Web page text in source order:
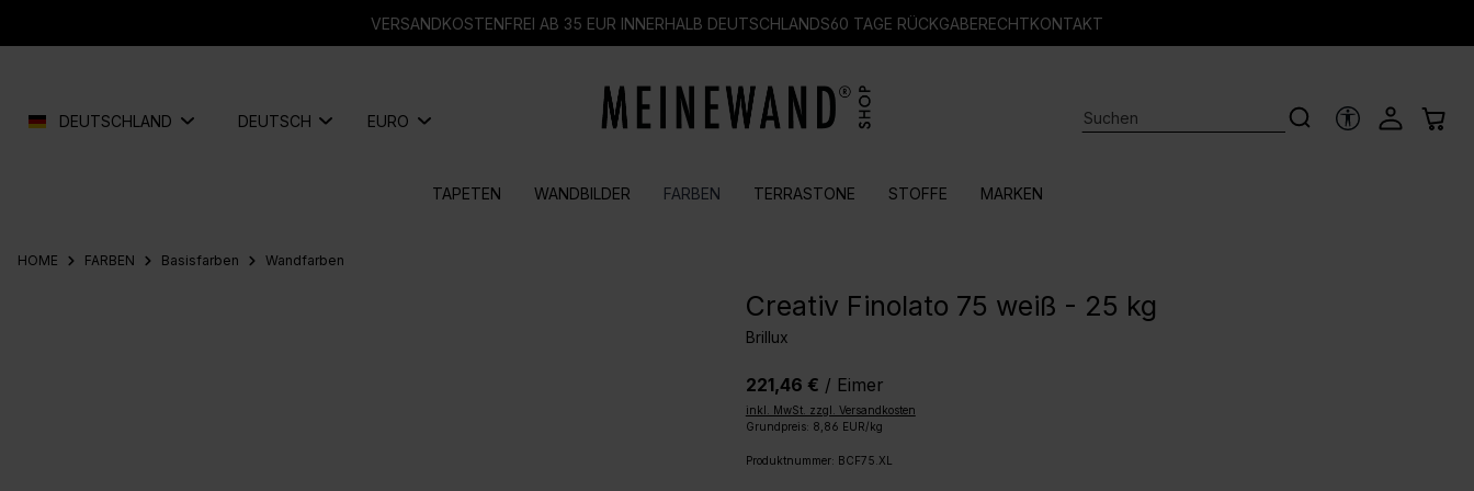
VERSANDKOSTENFREI AB 35 EUR INNERHALB DEUTSCHLANDS60 TAGE RÜCKGABERECHTKONTAKT
DEUTSCHLAND DEUTSCH EURO HILFSTOOLS
TAPETEN WANDBILDER FARBEN TERRASTONE STOFFE MARKEN
HOME FARBEN Basisfarben Wandfarben
Creativ Finolato 75 weiß - 25 kg
Brillux
221,46 € / Eimer
inkl. MwSt. zzgl. Versandkosten
Grundpreis: 8,86 EUR/kg
Produktnummer: BCF75.XL